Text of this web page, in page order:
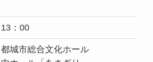
13：00
都城市総合文化ホール